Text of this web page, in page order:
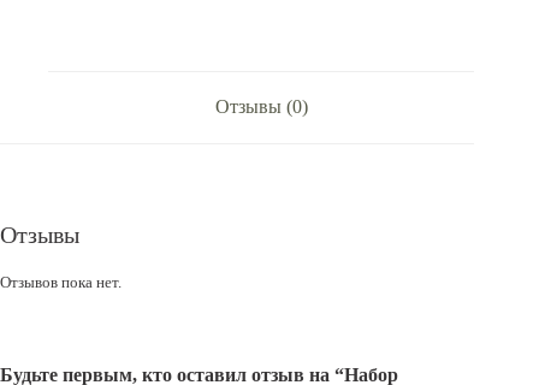
Отзывы (0)
Отзывы
Отзывов пока нет.
Будьте первым, кто оставил отзыв на “Набор